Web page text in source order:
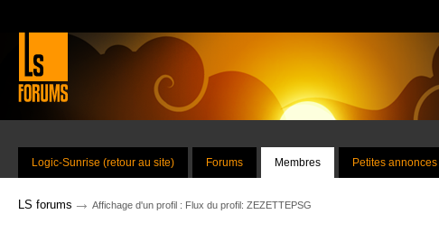
Logic-Sunrise (retour au site) Forums Membres Petites annonces
LS forums → Affichage d'un profil : Flux du profil: ZEZETTEPSG